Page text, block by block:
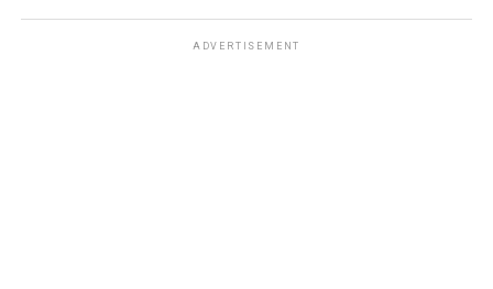
ADVERTISEMENT